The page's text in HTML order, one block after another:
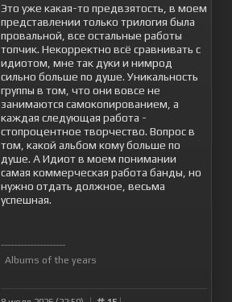
Это уже какая-то предвзятость, в моем
представлении только трилогия была
провальной, все остальные работы
топчик. Некорректно всё сравнивать с
идиотом, мне так дуки и нимрод
сильно больше по душе. Уникальность
группы в том, что они вовсе не
занимаются самокопированием, а
каждая следующая работа -
стопроцентное творчество. Вопрос в
том, какой альбом кому больше по
душе. А Идиот в моем понимании
самая коммерческая работа банды, но
нужно отдать должное, весьма
успешная.
--------------------
Albums of the years